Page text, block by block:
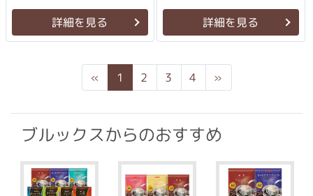
詳細を見る 詳細を見る
« Previous
1 2 3 4 »
ブルックスからのおすすめ